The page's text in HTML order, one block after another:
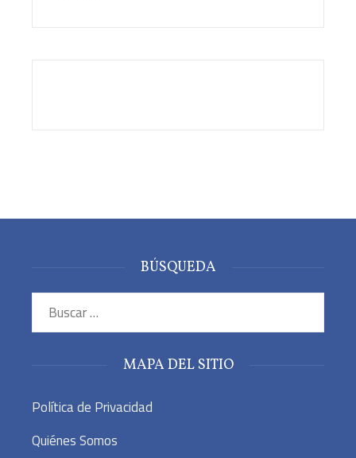
BÚSQUEDA
MAPA DEL SITIO
Política de Privacidad
Quiénes Somos